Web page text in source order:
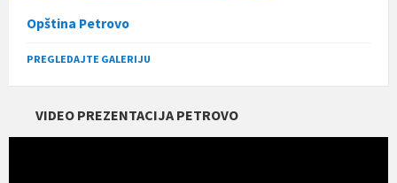
Opština Petrovo
PREGLEDAJTE GALERIJU
VIDEO PREZENTACIJA PETROVO